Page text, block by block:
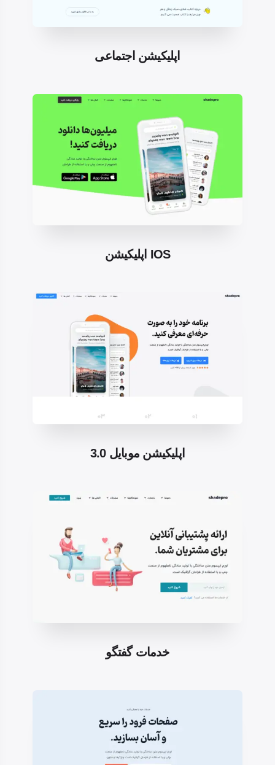
اپلیکیشن اجتماعی
اپلیکیشن IOS
اپلیکیشن موبایل 3.0
خدمات گفتگو